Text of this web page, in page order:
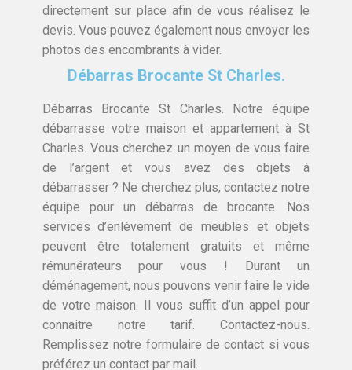
directement sur place afin de vous réalisez le
devis. Vous pouvez également nous envoyer les
photos des encombrants à vider.
Débarras Brocante St Charles.
Débarras Brocante St Charles. Notre équipe
débarrasse votre maison et appartement à St
Charles. Vous cherchez un moyen de vous faire
de l’argent et vous avez des objets à
débarrasser ? Ne cherchez plus, contactez notre
équipe pour un débarras de brocante. Nos
services d’enlèvement de meubles et objets
peuvent être totalement gratuits et même
rémunérateurs pour vous ! Durant un
déménagement, nous pouvons venir faire le vide
de votre maison. Il vous suffit d’un appel pour
connaitre notre tarif. Contactez-nous.
Remplissez notre formulaire de contact si vous
préférez un contact par mail.